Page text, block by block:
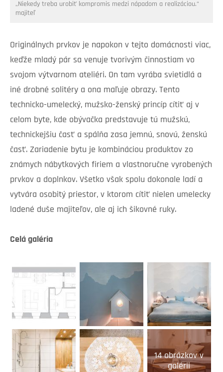
„Niekedy treba urobiť kompromis medzi nápadom a realizáciou.“
majiteľ
Originálnych prvkov je napokon v tejto domácnosti viac,
keďže mladý pár sa venuje tvorivým činnostiam vo
svojom výtvarnom ateliéri. On tam vyrába svietidlá a
iné drobné solitéry a ona maľuje obrazy. Tento
technicko-umelecký, mužsko-ženský princíp cítiť aj v
celom byte, kde obývačka predstavuje tú mužskú,
technickejšiu časť a spálňa zasa jemnú, snovú, ženskú
časť. Zariadenie bytu je kombináciou produktov zo
známych nábytkových firiem a vlastnoručne vyrobených
prvkov a doplnkov. Všetko však spolu dokonale ladí a
vytvára osobitý priestor, v ktorom cítiť nielen umelecky
ladené duše majiteľov, ale aj ich šikovné ruky.
Celá galéria
14 obrázkov v
galérii